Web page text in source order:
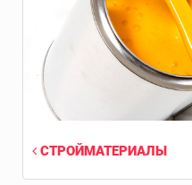
СТРОЙМАТЕРИАЛЫ